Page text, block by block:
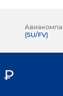
(SU/FV)
₽